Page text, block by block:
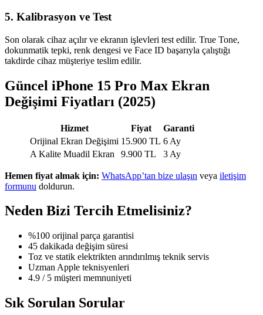
5. Kalibrasyon ve Test
Son olarak cihaz açılır ve ekranın işlevleri test edilir. True Tone,
dokunmatik tepki, renk dengesi ve Face ID başarıyla çalıştığı
takdirde cihaz müşteriye teslim edilir.
Güncel iPhone 15 Pro Max Ekran
Değişimi Fiyatları (2025)
Hizmet Fiyat
Garanti
Orijinal Ekran Değişimi 15.900 TL 6 Ay
A Kalite Muadil Ekran
9.900 TL 3 Ay
Hemen fiyat almak için: WhatsApp’tan bize ulaşın veya iletişim
formunu doldurun.
Neden Bizi Tercih Etmelisiniz?
%100 orijinal parça garantisi
45 dakikada değişim süresi
Toz ve statik elektrikten arındırılmış teknik servis
Uzman Apple teknisyenleri
4.9 / 5 müşteri memnuniyeti
Sık Sorulan Sorular